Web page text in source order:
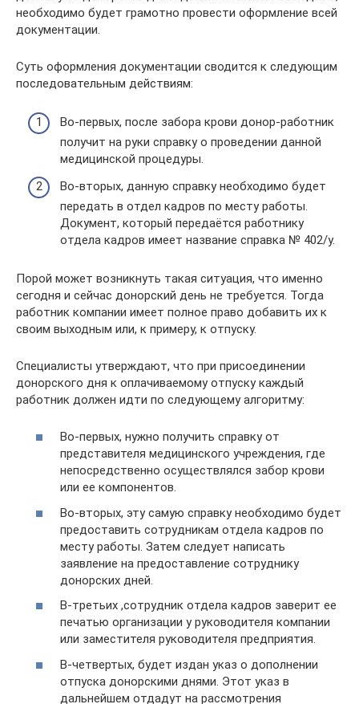
необходимо будет грамотно провести оформление всей
документации.
Суть оформления документации сводится к следующим
последовательным действиям:
Во-первых, после забора крови донор-работник
получит на руки справку о проведении данной
медицинской процедуры.
Во-вторых, данную справку необходимо будет
передать в отдел кадров по месту работы.
Документ, который передаётся работнику
отдела кадров имеет название справка № 402/у.
Порой может возникнуть такая ситуация, что именно
сегодня и сейчас донорский день не требуется. Тогда
работник компании имеет полное право добавить их к
своим выходным или, к примеру, к отпуску.
Специалисты утверждают, что при присоединении
донорского дня к оплачиваемому отпуску каждый
работник должен идти по следующему алгоритму:
Во-первых, нужно получить справку от
представителя медицинского учреждения, где
непосредственно осуществлялся забор крови
или ее компонентов.
Во-вторых, эту самую справку необходимо будет
предоставить сотрудникам отдела кадров по
месту работы. Затем следует написать
заявление на предоставление сотруднику
донорских дней.
В-третьих ,сотрудник отдела кадров заверит ее
печатью организации у руководителя компании
или заместителя руководителя предприятия.
В-четвертых, будет издан указ о дополнении
отпуска донорскими днями. Этот указ в
дальнейшем отдадут на рассмотрения